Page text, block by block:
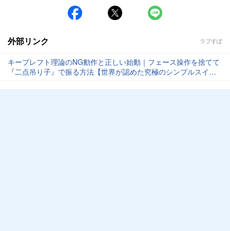
外部リンク ラブすぽ
キープレフト理論のNG動作と正しい始動｜フェース操作を捨てて
『二点吊り子』で振る方法【世界が認めた究極のシンプルスイン